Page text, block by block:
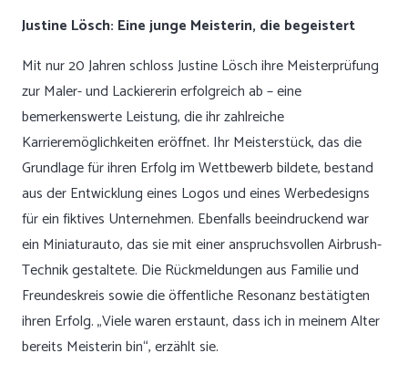
Justine Lösch: Eine junge Meisterin, die begeistert
Mit nur 20 Jahren schloss Justine Lösch ihre Meisterprüfung
zur Maler- und Lackiererin erfolgreich ab – eine
bemerkenswerte Leistung, die ihr zahlreiche
Karrieremöglichkeiten eröffnet. Ihr Meisterstück, das die
Grundlage für ihren Erfolg im Wettbewerb bildete, bestand
aus der Entwicklung eines Logos und eines Werbedesigns
für ein fiktives Unternehmen. Ebenfalls beeindruckend war
ein Miniaturauto, das sie mit einer anspruchsvollen Airbrush-
Technik gestaltete. Die Rückmeldungen aus Familie und
Freundeskreis sowie die öffentliche Resonanz bestätigten
ihren Erfolg. „Viele waren erstaunt, dass ich in meinem Alter
bereits Meisterin bin“, erzählt sie.